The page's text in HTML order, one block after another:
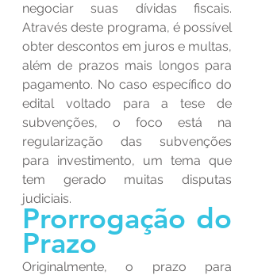
negociar suas dívidas fiscais.
Através deste programa, é possível
obter descontos em juros e multas,
além de prazos mais longos para
pagamento. No caso específico do
edital voltado para a tese de
subvenções, o foco está na
regularização das subvenções
para investimento, um tema que
tem gerado muitas disputas
judiciais.
Prorrogação do
Prazo
Originalmente, o prazo para